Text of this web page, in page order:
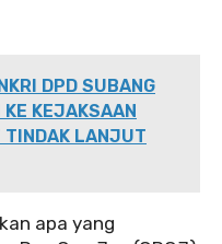
DPD SUBANG
KEJAKSAAN
TINDAK LANJUT
apa yang